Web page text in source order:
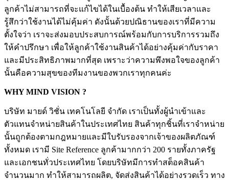
ลูกค้าไม่สามารถที่จะแก้ไขได้ในเบื้องต้น ทำให้เสียเวลาและ
รู้สึกว่าใช้งานได้ไม่คุ้มค่า ดังนั้นด้วยปณิธานของเราที่มีความ
ตั้งใจว่า เราจะส่งมอบประสบการณ์พร้อมกับการบริการรวมถึง
ให้คำปรึกษา เพื่อให้ลูกค้าใช้งานสินค้าได้อย่างคุ้มค่ากับราคา
และมีประสิทธิภาพมากที่สุด เพราะว่าความพึงพอใจของลูกค้า
นั้นคือความสุขของทีมงานของพวกเราทุกคนค่ะ
WHY MIND VISION ?
บริษัท มายด์ วิชั่น เทคโนโลยี จำกัด เราเป็นทั้งผู้นำเข้าและ
ตัวแทนจำหน่ายสินค้าในประเทศไทย สินค้าทุกชิ้นที่เราจำหน่าย
นั้นถูกต้องตามกฎหมายและมีใบรับรองจากเจ้าของผลิตภัณฑ์
ทั้งหมด เรามี Site Reference ลูกค้ามากกว่า 200 รายทั้งภาครัฐ
และเอกชนทั่วประเทศไทย โดยบริษัทมีการทำสต็อคสินค้า
จำนวนมาก ทำให้สามารถผลิต, จัดส่งสินค้าได้อย่างรวดเร็ว ทาง